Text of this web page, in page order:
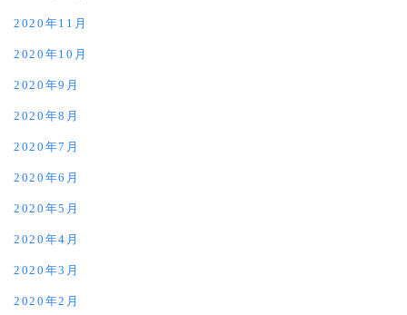
2020年11月
2020年10月
2020年9月
2020年8月
2020年7月
2020年6月
2020年5月
2020年4月
2020年3月
2020年2月